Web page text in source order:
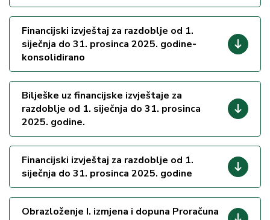
Financijski izvještaj za razdoblje od 1.
siječnja do 31. prosinca 2025. godine-
konsolidirano
Bilješke uz financijske izvještaje za
razdoblje od 1. siječnja do 31. prosinca
2025. godine.
Financijski izvještaj za razdoblje od 1.
siječnja do 31. prosinca 2025. godine
Obrazloženje I. izmjena i dopuna Proračuna